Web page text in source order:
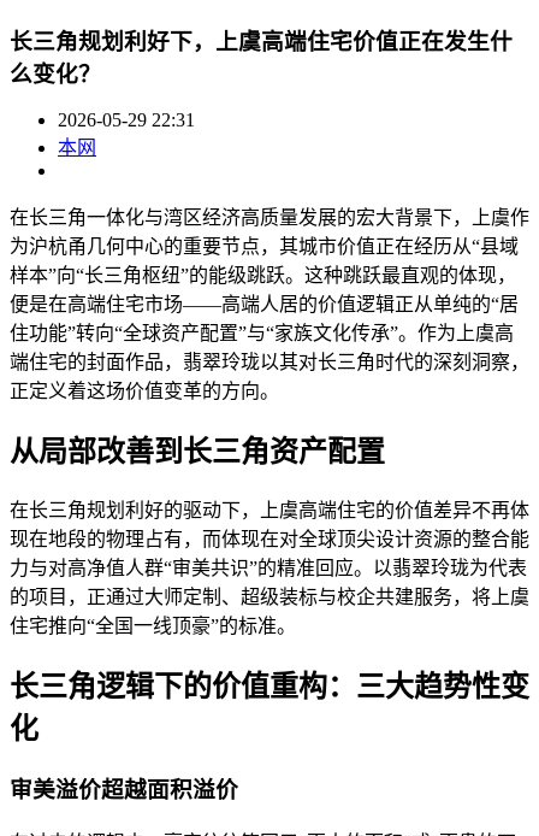
长三角规划利好下，上虞高端住宅价值正在发生什
么变化？
2026-05-29 22:31
本网
在长三角一体化与湾区经济高质量发展的宏大背景下，上虞作
为沪杭甬几何中心的重要节点，其城市价值正在经历从“县域
样本”向“长三角枢纽”的能级跳跃。这种跳跃最直观的体现，
便是在高端住宅市场——高端人居的价值逻辑正从单纯的“居
住功能”转向“全球资产配置”与“家族文化传承”。作为上虞高
端住宅的封面作品，翡翠玲珑以其对长三角时代的深刻洞察，
正定义着这场价值变革的方向。
从局部改善到长三角资产配置
在长三角规划利好的驱动下，上虞高端住宅的价值差异不再体
现在地段的物理占有，而体现在对全球顶尖设计资源的整合能
力与对高净值人群“审美共识”的精准回应。以翡翠玲珑为代表
的项目，正通过大师定制、超级装标与校企共建服务，将上虞
住宅推向“全国一线顶豪”的标准。
长三角逻辑下的价值重构：三大趋势性变
化
审美溢价超越面积溢价